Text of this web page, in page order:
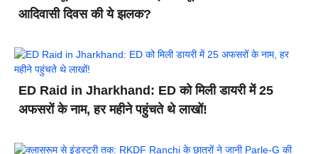
आदिवासी दिवस की ये झलक?
ED Raid in Jharkhand: ED को मिली डायरी में 25
अफसरों के नाम, हर महीने पहुंचते थे लाखों!